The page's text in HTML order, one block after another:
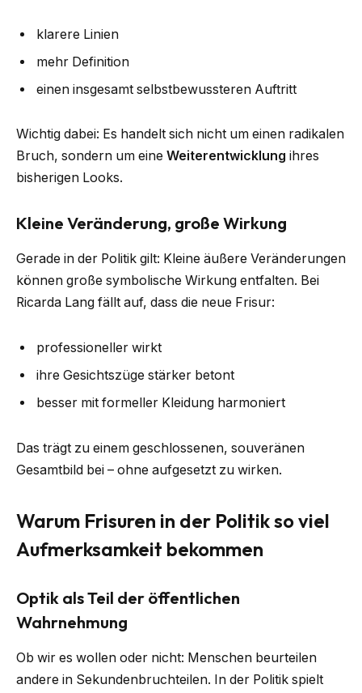
klarere Linien
mehr Definition
einen insgesamt selbstbewussteren Auftritt
Wichtig dabei: Es handelt sich nicht um einen radikalen
Bruch, sondern um eine Weiterentwicklung ihres
bisherigen Looks.
Kleine Veränderung, große Wirkung
Gerade in der Politik gilt: Kleine äußere Veränderungen
können große symbolische Wirkung entfalten. Bei
Ricarda Lang fällt auf, dass die neue Frisur:
professioneller wirkt
ihre Gesichtszüge stärker betont
besser mit formeller Kleidung harmoniert
Das trägt zu einem geschlossenen, souveränen
Gesamtbild bei – ohne aufgesetzt zu wirken.
Warum Frisuren in der Politik so viel
Aufmerksamkeit bekommen
Optik als Teil der öffentlichen
Wahrnehmung
Ob wir es wollen oder nicht: Menschen beurteilen
andere in Sekundenbruchteilen. In der Politik spielt